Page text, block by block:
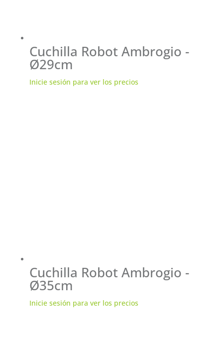
Cuchilla Robot Ambrogio -
Ø29cm
Inicie sesión para ver los precios
Cuchilla Robot Ambrogio -
Ø35cm
Inicie sesión para ver los precios